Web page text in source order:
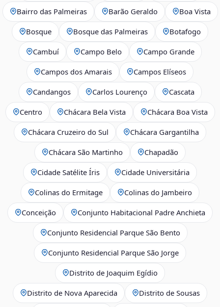
Bairro das Palmeiras Barão Geraldo Boa Vista
Bosque Bosque das Palmeiras Botafogo
Cambuí Campo Belo Campo Grande
Campos dos Amarais Campos Elíseos
Candangos Carlos Lourenço Cascata
Centro Chácara Bela Vista Chácara Boa Vista
Chácara Cruzeiro do Sul Chácara Gargantilha
Chácara São Martinho Chapadão
Cidade Satélite Íris Cidade Universitária
Colinas do Ermitage Colinas do Jambeiro
Conceição Conjunto Habitacional Padre Anchieta
Conjunto Residencial Parque São Bento
Conjunto Residencial Parque São Jorge
Distrito de Joaquim Egídio
Distrito de Nova Aparecida Distrito de Sousas